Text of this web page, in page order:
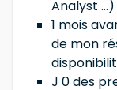
Analyst ...)
1 mois
de mon
J 0 des